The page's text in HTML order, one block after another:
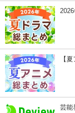
【
芸能